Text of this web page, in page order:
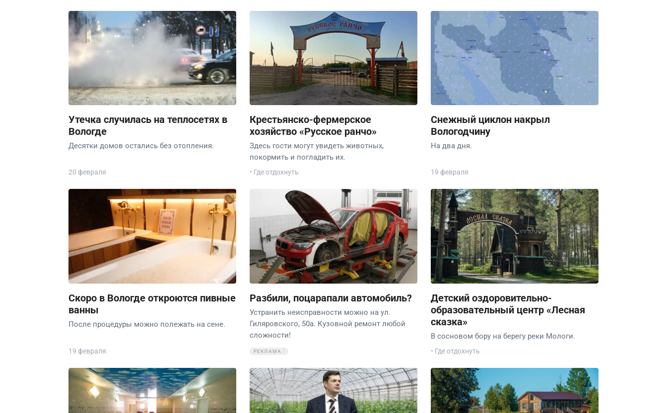
Утечка случилась на теплосетях в
Вологде
Десятки домов остались без отопления.
20 февраля
Крестьянско-фермерское
хозяйство «Русское ранчо»
Здесь гости могут увидеть животных,
покормить и погладить их.
• Где отдохнуть
Снежный циклон накрыл
Вологодчину
На два дня.
19 февраля
Скоро в Вологде откроются пивные
ванны
После процедуры можно полежать на сене.
19 февраля
Разбили, поцарапали автомобиль?
Устранить неисправности можно на ул.
Гиляровского, 50а. Кузовной ремонт любой
сложности!
РЕКЛАМА
Детский оздоровительно-
образовательный центр «Лесная
сказка»
В сосновом бору на берегу реки Мологи.
• Где отдохнуть